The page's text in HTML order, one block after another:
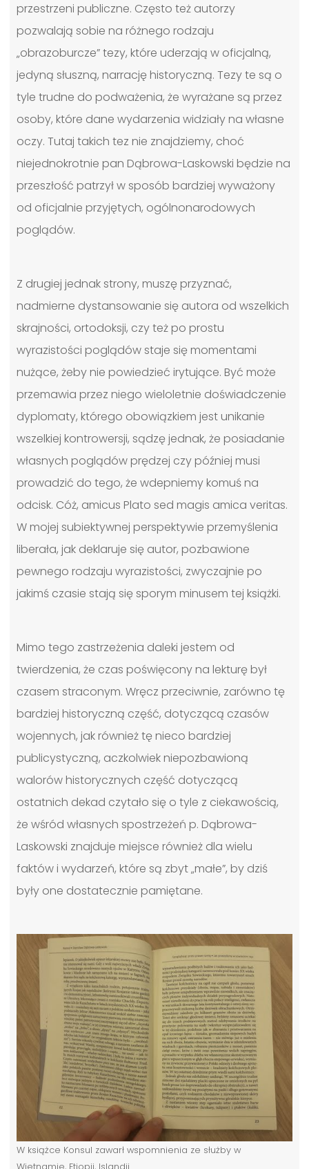
przestrzeni publiczne. Często też autorzy
pozwalają sobie na różnego rodzaju
„obrazoburcze” tezy, które uderzają w oficjalną,
jedyną słuszną, narrację historyczną. Tezy te są o
tyle trudne do podważenia, że wyrażane są przez
osoby, które dane wydarzenia widziały na własne
oczy. Tutaj takich tez nie znajdziemy, choć
niejednokrotnie pan Dąbrowa-Laskowski będzie na
przeszłość patrzył w sposób bardziej wyważony
od oficjalnie przyjętych, ogólnonarodowych
poglądów.
Z drugiej jednak strony, muszę przyznać,
nadmierne dystansowanie się autora od wszelkich
skrajności, ortodoksji, czy też po prostu
wyrazistości poglądów staje się momentami
nużące, żeby nie powiedzieć irytujące. Być może
przemawia przez niego wieloletnie doświadczenie
dyplomaty, którego obowiązkiem jest unikanie
wszelkiej kontrowersji, sądzę jednak, że posiadanie
własnych poglądów prędzej czy później musi
prowadzić do tego, że wdepniemy komuś na
odcisk. Cóż, amicus Plato sed magis amica veritas.
W mojej subiektywnej perspektywie przemyślenia
liberała, jak deklaruje się autor, pozbawione
pewnego rodzaju wyrazistości, zwyczajnie po
jakimś czasie stają się sporym minusem tej książki.
Mimo tego zastrzeżenia daleki jestem od
twierdzenia, że czas poświęcony na lekturę był
czasem straconym. Wręcz przeciwnie, zarówno tę
bardziej historyczną część, dotyczącą czasów
wojennych, jak również tę nieco bardziej
publicystyczną, aczkolwiek niepozbawioną
walorów historycznych część dotyczącą
ostatnich dekad czytało się o tyle z ciekawością,
że wśród własnych spostrzeżeń p. Dąbrowa-
Laskowski znajduje miejsce również dla wielu
faktów i wydarzeń, które są zbyt „małe”, by dziś
były one dostatecznie pamiętane.
W książce Konsul zawarł wspomnienia ze służby w
Wietnamie, Etiopii, Islandii